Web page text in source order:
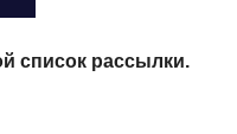
список рассылки.